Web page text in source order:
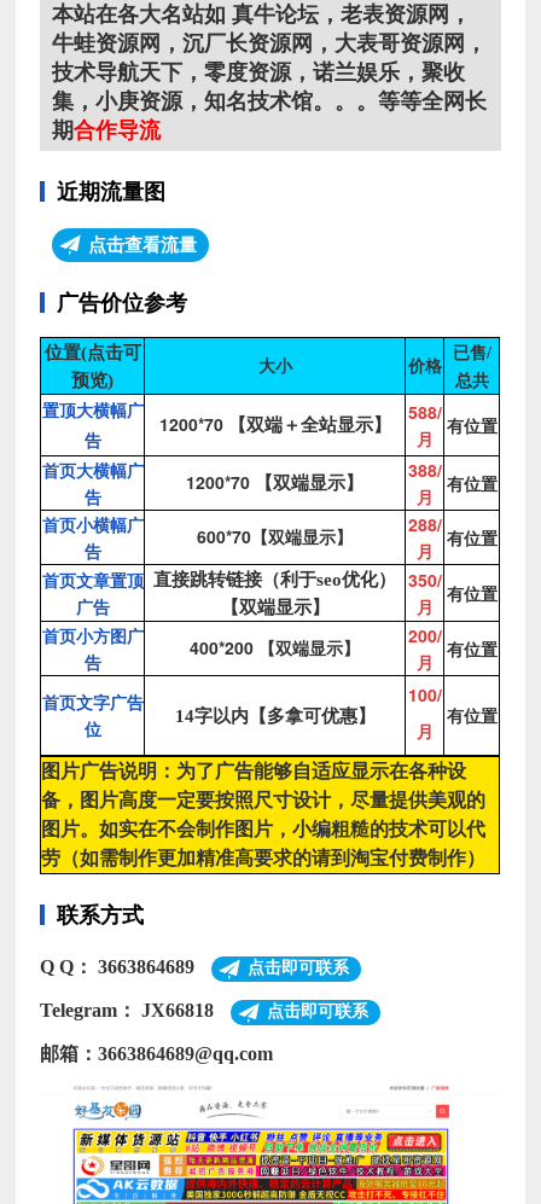
本站在各大名站如 真牛论坛，老表资源网，
牛蛙资源网，沉厂长资源网，大表哥资源网，
技术导航天下，零度资源，诺兰娱乐，聚收
集，小庚资源，知名技术馆。。。等等全网长
期合作导流
近期流量图
点击查看流量
广告价位参考
位置(点击可
预览)
大小 价格
已售/
总共
置顶大横幅广
告
1200*70 【双端＋全站显示】
588/
月
有位置
首页大横幅广
告
1200*70 【双端显示】
388/
月
有位置
首页小横幅广
告
600*70 【双端显示】
288/
月
有位置
首页文章置顶
广告
直接跳转链接（利于seo优化）
【双端显示】
350/
月
有位置
首页小方图广
告
400*200 【双端显示】
200/
月
有位置
首页文字广告
位
14字以内【多拿可优惠】
100/
月
有位置
图片广告说明：为了广告能够自适应显示在各种设
备，图片高度一定要按照尺寸设计，尽量提供美观的
图片。如实在不会制作图片，小编粗糙的技术可以代
劳（如需制作更加精准高要求的请到淘宝付费制作）
联系方式
Q Q： 3663864689 点击即可联系
Telegram： JX66818 点击即可联系
邮箱：3663864689@qq.com